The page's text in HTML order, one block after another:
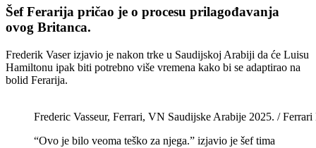
Šef Ferarija pričao je o procesu prilagođavanja
ovog Britanca.
Frederik Vaser izjavio je nakon trke u Saudijskoj Arabiji da će Luisu
Hamiltonu ipak biti potrebno više vremena kako bi se adaptirao na
bolid Ferarija.
Frederic Vasseur, Ferrari, VN Saudijske Arabije 2025. / Ferrari
“Ovo je bilo veoma teško za njega.” izjavio je šef tima